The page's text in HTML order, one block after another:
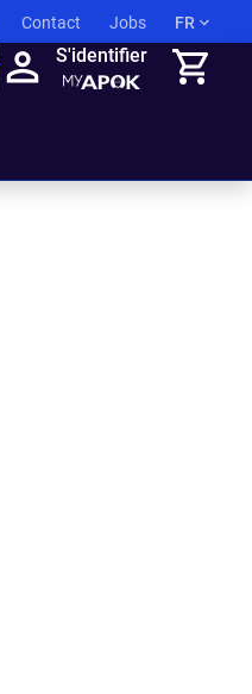
Contact Jobs FR
S'identifier